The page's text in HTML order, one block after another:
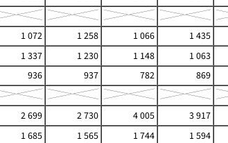
1 072 1 258 1 066
1 435
1 337 1 230 1 148
1 063
936 937 782
869
2 699 2 730 4 005
3 917
1 685 1 565 1 744
1 594